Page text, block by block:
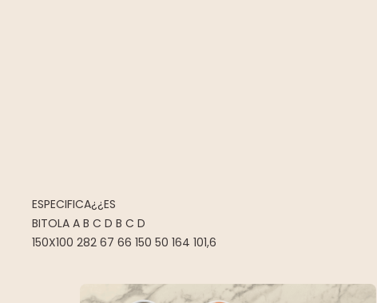
ESPECIFICA¿¿ES
BITOLA A B C D B C D
150X100 282 67 66 150 50 164 101,6